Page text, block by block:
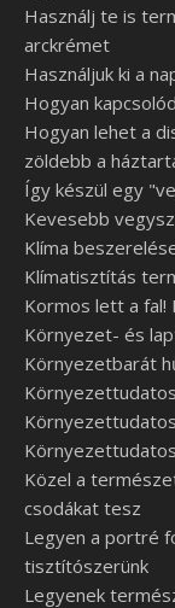
Használj te is
arckrémet
Használjuk ki a
Hogyan
Hogyan lehet a
zöldebb a
Így készül egy
Kevesebb
Klíma
Klímatisztítás
Kormos lett a fal!
Környezet- és
Környezetbarát
Közel a
csodákat tesz
Legyen a portré
tisztítószerünk
Legyenek